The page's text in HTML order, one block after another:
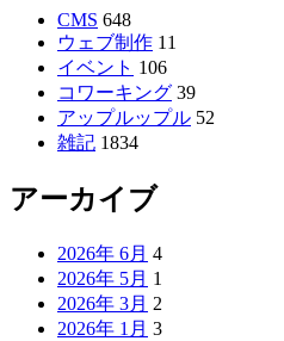
CMS 648
ウェブ制作 11
イベント 106
コワーキング 39
アップルップル 52
雑記 1834
アーカイブ
2026年 6月 4
2026年 5月 1
2026年 3月 2
2026年 1月 3